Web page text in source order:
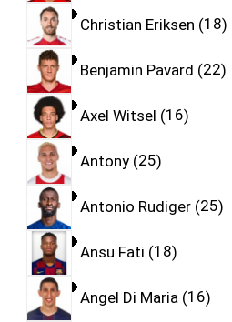
Christian Eriksen 18
Benjamin Pavard 22
Axel Witsel 16
Antony 25
Antonio Rudiger 25
Ansu Fati 18
Angel Di Maria 16